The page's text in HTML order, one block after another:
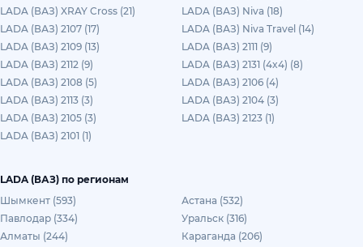
LADA (ВАЗ) XRAY Cross (21)
LADA (ВАЗ) Niva (18)
LADA (ВАЗ) 2107 (17)
LADA (ВАЗ) Niva Travel (14)
LADA (ВАЗ) 2109 (13)
LADA (ВАЗ) 2111 (9)
LADA (ВАЗ) 2112 (9)
LADA (ВАЗ) 2131 (4x4) (8)
LADA (ВАЗ) 2108 (5)
LADA (ВАЗ) 2106 (4)
LADA (ВАЗ) 2113 (3)
LADA (ВАЗ) 2104 (3)
LADA (ВАЗ) 2105 (3)
LADA (ВАЗ) 2123 (1)
LADA (ВАЗ) 2101 (1)
LADA (ВАЗ) по регионам
Шымкент (593)
Астана (532)
Павлодар (334)
Уральск (316)
Алматы (244)
Караганда (206)